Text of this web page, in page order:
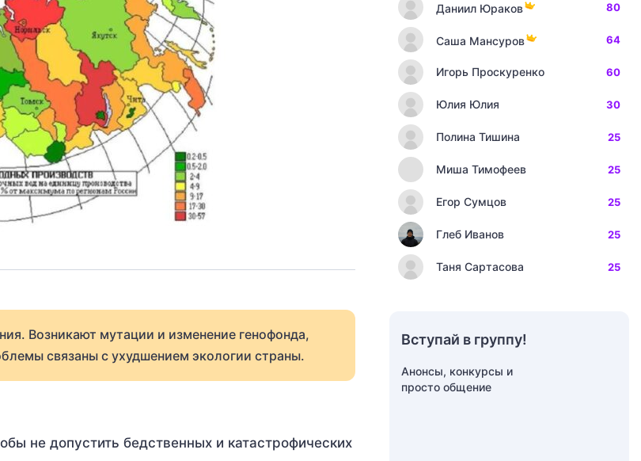
Возникают мутации и изменение генофонда,
связаны с ухудшением экологии страны.
не допустить бедственных и катастрофических
Даниил Юраков 80
Саша Мансуров 64
Игорь Проскуренко 60
Юлия Юлия 30
Полина Тишина 25
Миша Тимофеев 25
Егор Сумцов 25
Глеб Иванов 25
Таня Сартасова 25
Вступай в группу!
Анонсы, конкурсы и
просто общение